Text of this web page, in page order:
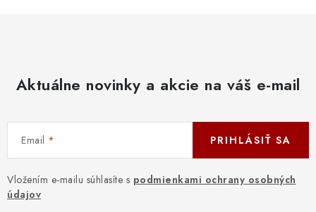
Aktuálne novinky a akcie na váš e-mail
Email
Vložením e-mailu súhlasíte s podmienkami ochrany osobných
údajov
PRIHLÁSIŤ SA